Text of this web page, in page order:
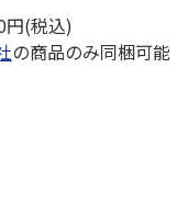
(税込)
の商品のみ同梱可能